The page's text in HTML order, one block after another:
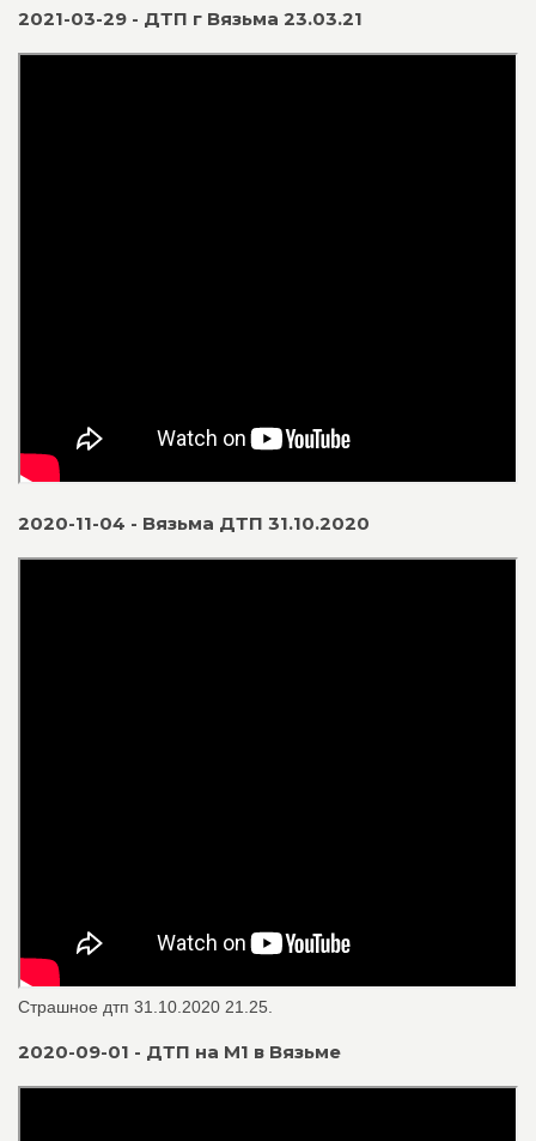
2021-03-29 - ДТП г Вязьма 23.03.21
2020-11-04 - Вязьма ДТП 31.10.2020
Страшное дтп 31.10.2020 21.25.
2020-09-01 - ДТП на М1 в Вязьме